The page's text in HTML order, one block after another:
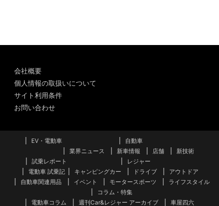
会社概要
個人情報の取扱いについて
サイト利用条件
お問い合わせ
EV・電動車
自動車
業界ニュース
新車情報 店舗
新技術
試乗レポート
電動車 試乗記
レジャー
キャンピングカー
ドライブ
アウトドア
自動車関連用品
イベント モータースポーツ
ライフスタイル
コラム・特集
電動車コラム
週刊Car&レジャー アーカイブ 車屋四六